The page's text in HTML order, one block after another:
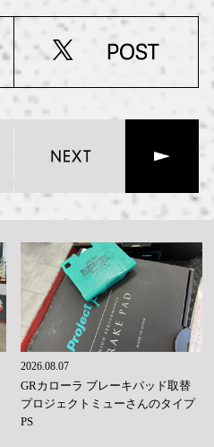
2026.08.07
GRカローラ ブレーキパッド取替
プロジェクトミューさんのタイプ
PS